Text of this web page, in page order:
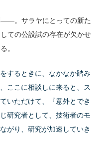
——。サラヤにとっての新た
ての公設試の存在が欠かせ
。
するときに、なかなか踏み
ここに相談しに来ると、ス
いただけて、『意外とでき
研究者として、技術者のモ
がり、研究が加速していき